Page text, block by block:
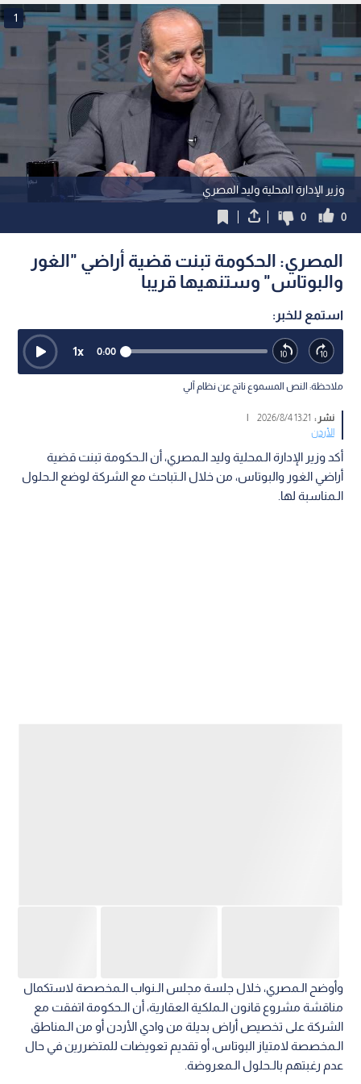
وزير الإدارة المحلية وليد المصري
1
0
0
المصري: الحكومة تبنت قضية أراضي "الغور
والبوتاس" وستنهيها قريبا
استمع للخبر:
0:00
1x
ملاحظة: النص المسموع ناتج عن نظام آلي
نشر : 13:21 2026/8/4
|
الأردن
أكد وزير الإدارة الـمحلية وليد الـمصري، أن الـحكومة تبنت قضية
أراضي الغور والبوتاس، من خلال الـتباحث مع الشركة لوضع الـحلول
الـمناسبة لها.
وأوضح الـمصري، خلال جلسة مجلس الـنواب الـمخصصة لاستكمال
مناقشة مشروع قانون الـملكية العقارية، أن الـحكومة اتفقت مع
الشركة على تخصيص أراض بديلة من وادي الأردن أو من الـمناطق
الـمخصصة لامتياز البوتاس، أو تقديم تعويضات للمتضررين في حال
عدم رغبتهم بالـحلول الـمعروضة.